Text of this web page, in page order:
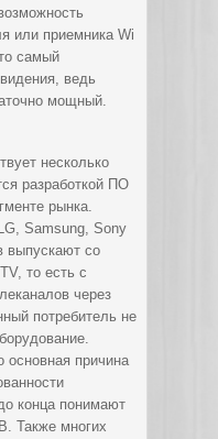
или приемника Wi
самый
ведь
мощный.
несколько
разработкой ПО
рынка.
Samsung, Sony
выпускают со
то есть с
через
потребитель не
основная причина
конца понимают
Также многих